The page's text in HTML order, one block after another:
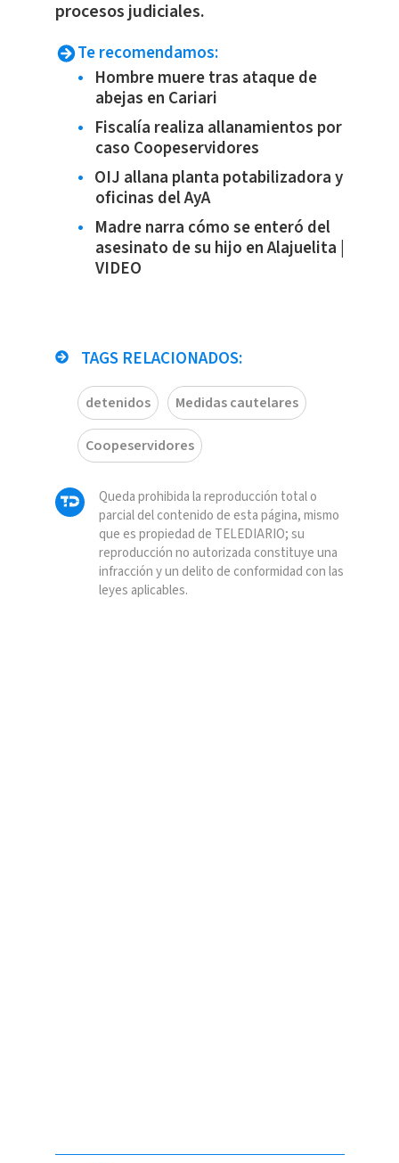
procesos judiciales.
Te recomendamos:
Hombre muere tras ataque de
abejas en Cariari
Fiscalía realiza allanamientos por
caso Coopeservidores
OIJ allana planta potabilizadora y
oficinas del AyA
Madre narra cómo se enteró del
asesinato de su hijo en Alajuelita |
VIDEO
TAGS RELACIONADOS:
detenidos Medidas cautelares
Coopeservidores
Queda prohibida la reproducción total o
parcial del contenido de esta página, mismo
que es propiedad de TELEDIARIO; su
reproducción no autorizada constituye una
infracción y un delito de conformidad con las
leyes aplicables.